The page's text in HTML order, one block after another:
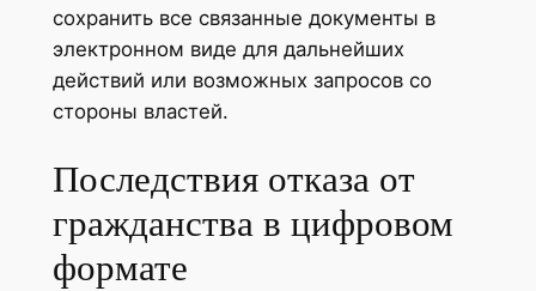
сохранить все связанные документы в
электронном виде для дальнейших
действий или возможных запросов со
стороны властей.
Последствия отказа от
гражданства в цифровом
формате